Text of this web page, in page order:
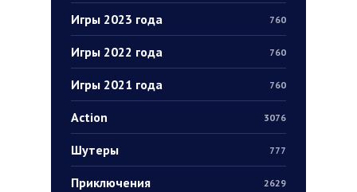
Игры 2023 года 760
Игры 2022 года 760
Игры 2021 года 760
Action 3076
Шутеры 777
Приключения 2629